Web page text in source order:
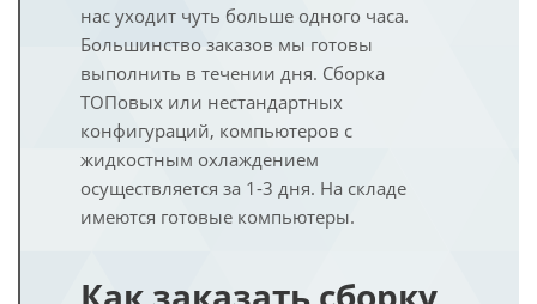
нас уходит чуть больше одного часа.
Большинство заказов мы готовы
выполнить в течении дня. Сборка
ТОПовых или нестандартных
конфигураций, компьютеров с
жидкостным охлаждением
осуществляется за 1-3 дня. На складе
имеются готовые компьютеры.